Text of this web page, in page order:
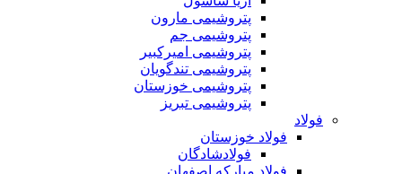
پتروشیمی مارون
پتروشیمی جم
پتروشیمی امیرکبیر
پتروشیمی تندگویان
پتروشیمی خوزستان
پتروشیمی تبریز
فولاد
فولاد خوزستان
فولادشادگان
فولاد مبارکه اصفهان